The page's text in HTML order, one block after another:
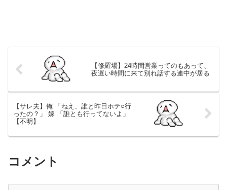
【修羅場】24時間営業ってのもあって、
夜遅い時間に来て別れ話する連中が居る
【サレ夫】俺 「ねえ、誰と昨日ホテ○行
ったの？」 嫁 「誰とも行ってないよ」
【不明】
コメント